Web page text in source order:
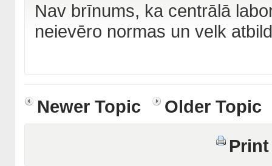
Nav brīnums, ka centrālā
neievēro normas un velk
Newer Topic
Older Topic